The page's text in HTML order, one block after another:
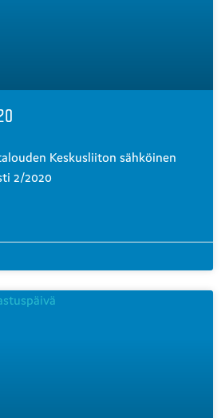
Keskusliiton sähköinen
2/2020